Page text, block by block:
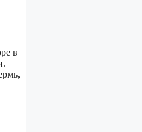
в